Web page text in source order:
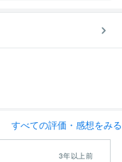
すべての評価・感想をみる
3年以上前